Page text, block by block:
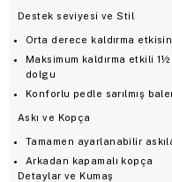
Destek seviyesi ve Stil
Orta derece kaldırma
Maksimum kaldırma etkili
dolgu
Konforlu pedle sarılmış
Askı ve Kopça
Tamamen ayarlanabilir
Arkadan kapamalı kopça
Detaylar ve Kumaş